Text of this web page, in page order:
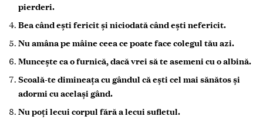
pierderi.
Bea când ești fericit și niciodată când ești nefericit.
Nu amâna pe mâine ceea ce poate face colegul tău azi.
Muncește ca o furnică, dacă vrei să te asemeni cu o albină.
Scoală-te dimineaţa cu gândul că ești cel mai sănătos și
adormi cu același gând.
Nu poţi lecui corpul fără a lecui sufletul.